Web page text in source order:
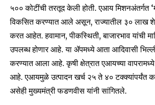
I've read and accept the Privacy Policy
Fans Followers
५०० कोटींची तरतूद केली होती. एआय मिशनअंतर्गत
विकसित करण्यात आले असून, राज्यातील ३० लाख
करत आहेत. हवामान, पीकस्थिती, बाजारभाव यांची
उपलब्ध होणार आहे. या ॲपमध्ये आता आदिवासी
करण्यात आला आहे. कृषी क्षेत्रात एआयच्या वापरामध्ये
आहे. एआयमुळे उत्पादन खर्च २५ ते ४० टक्क्यांपर्यंत
असेही मुख्यमंत्री फडणवीस यांनी सांगितले.